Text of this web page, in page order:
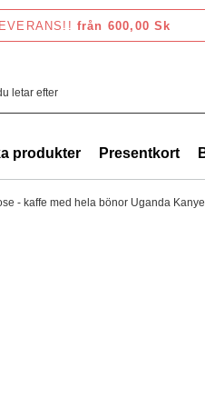
från 600,00 Sk
produkter Presentkort
- kaffe med hela bönor Uganda